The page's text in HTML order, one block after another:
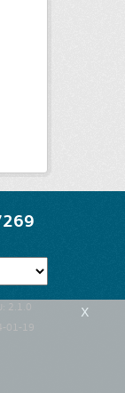
: 2.1.0
01-19
x